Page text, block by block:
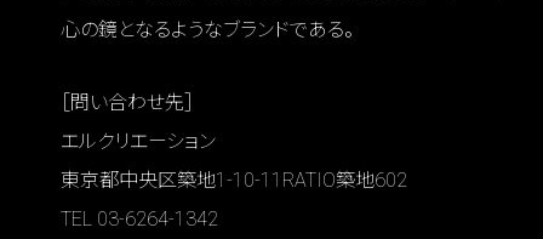
心の鏡となるようなブランドである。
［問い合わせ先］
エルクリエーション
東京都中央区築地1-10-11RATIO築地602
TEL 03-6264-1342